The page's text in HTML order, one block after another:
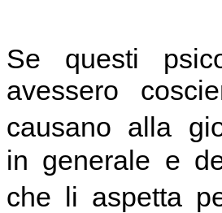
Se questi
avessero
causano alla
in generale e
che li aspetta